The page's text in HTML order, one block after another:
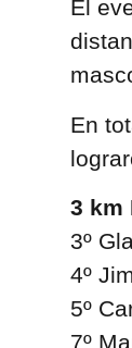
El
En
3 km
3º
4º
5º
7º